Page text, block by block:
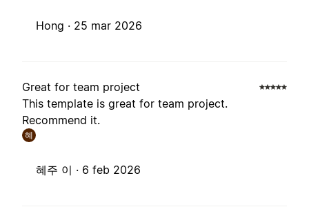
Hong · 25 mar 2026
Great for team project
This template is great for team project.
Recommend it.
혜
혜주 이 · 6 feb 2026